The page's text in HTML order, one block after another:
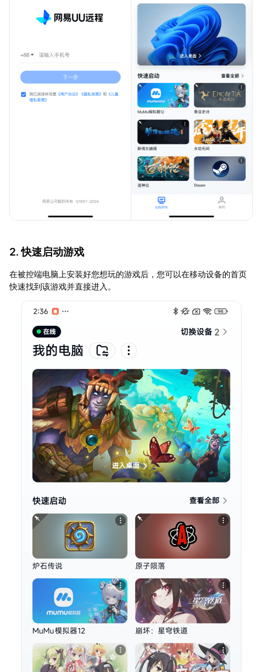
2. 快速启动游戏
在被控端电脑上安装好您想玩的游戏后，您可以在移动设备的首页
快速找到该游戏并直接进入。